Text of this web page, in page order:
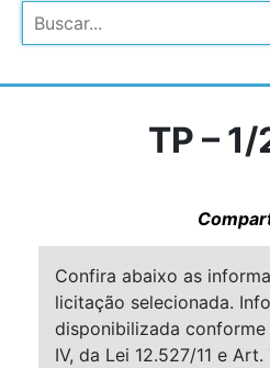
Pesquisar
TP –
Confira abaixo as
licitação selecionada.
disponibilizada conforme
IV, da Lei 12.527/11 e